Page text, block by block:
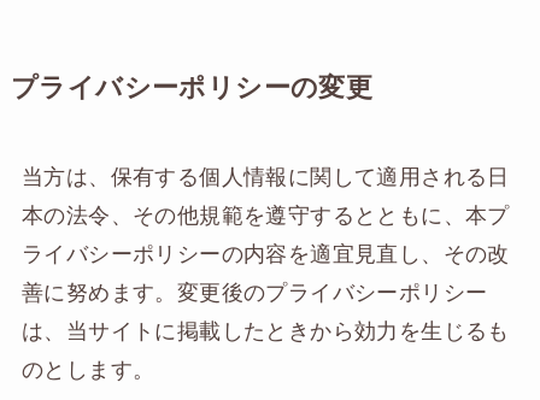
プライバシーポリシーの変更
当方は、保有する個人情報に関して適用される日
本の法令、その他規範を遵守するとともに、本プ
ライバシーポリシーの内容を適宜見直し、その改
善に努めます。変更後のプライバシーポリシー
は、当サイトに掲載したときから効力を生じるも
のとします。